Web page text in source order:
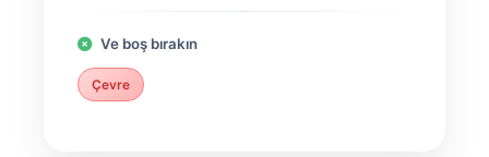
Ve boş bırakın
Çevre